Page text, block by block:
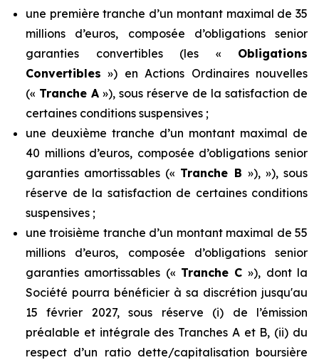
une première tranche d’un montant maximal de 35
millions d’euros, composée d’obligations senior
garanties convertibles (les « Obligations
Convertibles ») en Actions Ordinaires nouvelles
(« Tranche A »), sous réserve de la satisfaction de
certaines conditions suspensives ;
une deuxième tranche d’un montant maximal de
40 millions d’euros, composée d’obligations senior
garanties amortissables (« Tranche B »), »), sous
réserve de la satisfaction de certaines conditions
suspensives ;
une troisième tranche d’un montant maximal de 55
millions d’euros, composée d’obligations senior
garanties amortissables (« Tranche C»), dont la
Société pourra bénéficier à sa discrétion jusqu'au
15 février 2027, sous réserve (i) de l’émission
préalable et intégrale des Tranches A et B, (ii) du
respect d’un ratio dette/capitalisation boursière